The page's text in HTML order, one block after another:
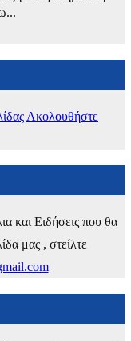
Ακολουθήστε
και Ειδήσεις που θα
μας , στείλτε